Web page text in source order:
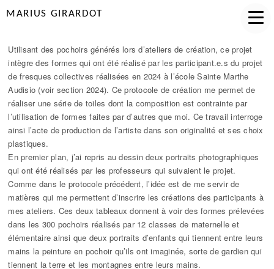
MARIUS GIRARDOT
Utilisant des pochoirs générés lors d’ateliers de création, ce projet
intègre des formes qui ont été réalisé par les participant.e.s du projet
de fresques collectives réalisées en 2024 à l’école Sainte Marthe
Audisio (voir section 2024). Ce protocole de création me permet de
réaliser une série de toiles dont la composition est contrainte par
l’utilisation de formes faites par d’autres que moi. Ce travail interroge
ainsi l’acte de production de l’artiste dans son originalité et ses choix
plastiques.
En premier plan, j’ai repris au dessin deux portraits photographiques
qui ont été réalisés par les professeurs qui suivaient le projet.
Comme dans le protocole précédent, l’idée est de me servir de
matières qui me permettent d’inscrire les créations des participants à
mes ateliers. Ces deux tableaux donnent à voir des formes prélevées
dans les 300 pochoirs réalisés par 12 classes de maternelle et
élémentaire ainsi que deux portraits d’enfants qui tiennent entre leurs
mains la peinture en pochoir qu’ils ont imaginée, sorte de gardien qui
tiennent la terre et les montagnes entre leurs mains.